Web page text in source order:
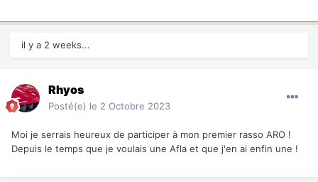
il y a 2 weeks...
Rhyos
Posté(e) le 2 Octobre 2023
Moi je serrais heureux de participer à mon premier rasso ARO !
Depuis le temps que je voulais une Afla et que j'en ai enfin une !